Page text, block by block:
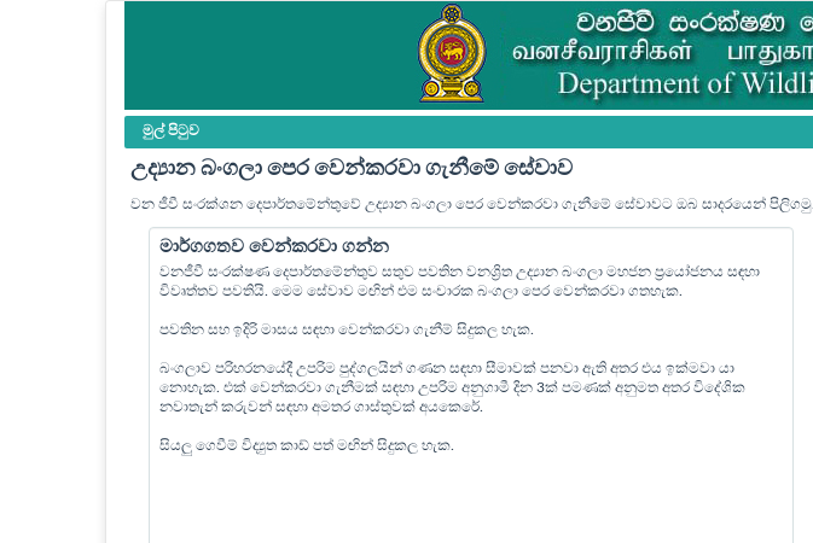
මුල් පි‍ටුව
උද්‍යාන බංගලා පෙර වෙන්කරවා ගැනීමේ සේවාව
වන ජීවී සංරක්ශන දෙපාර්තමේන්තුවේ උද්‍යාන බංගලා පෙර වෙන්කරවා ගැනීමේ සේවාවට ඔබ සාදරයෙන් පිලිගමු.
මාර්ගගතව වෙන්කරවා ගන්න
වනජීවී සංරක්ෂණ දෙපාර්තමේන්තුව සතුව පවතින වනශ්‍රිත උද්‍යාන බංගලා මහජන ප්‍රයෝජනය සඳහා
විවෘත්තව පවතියි. මෙම සේවාව මඟින් එම සංචාරක බංගලා පෙර වෙන්කරවා ගතහැක.
පවතින සහ ඉදිරි මාසය සඳහා වෙන්කරවා ගැනීම් සිදුකල හැක.
බංගලාව පරිහරනයේදී උපරිම පුද්ගලයින් ගණන සඳහා සීමාවක් පනවා ඇති අතර එය ඉක්මවා යා
නොහැක. එක් වෙන්කරවා ගැනීමක් සඳහා උපරිම අනුගාමී දින 3ක් පමණක් අනුමත අතර විදේශික
නවාතැන් කරුවන් සඳහා අමතර ගාස්තුවක් අයකෙරේ.
සියලු ගෙවීම් විද්‍යුත කාඩ් පත් මඟින් සිදුකල හැක.